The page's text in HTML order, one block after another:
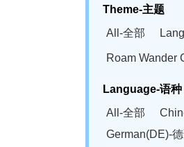
Theme-主题
All-全部
Roam Wander
Language-语种
All-全部
German(DE)-